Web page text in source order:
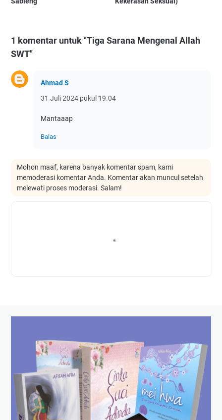
1 komentar untuk "Tiga Sarana Mengenal Allah
SWT"
Ahmad S
31 Juli 2024 pukul 19.04
Mantaaap
Balas
Mohon maaf, karena banyak komentar spam, kami
memoderasi komentar Anda. Komentar akan muncul setelah
melewati proses moderasi. Salam!